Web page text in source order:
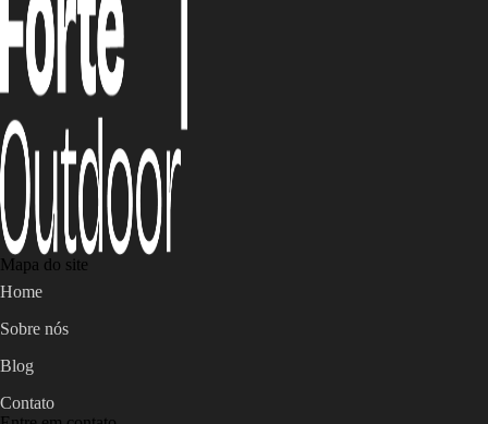
Mapa do site
Home
Sobre nós
Blog
Contato